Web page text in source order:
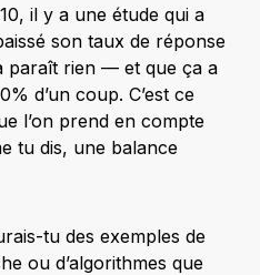
il y a une étude qui a
son taux de réponse
paraît rien — et que ça a
d’un coup. C’est ce
l’on prend en compte
tu dis, une balance
tu des exemples de
ou d’algorithmes que